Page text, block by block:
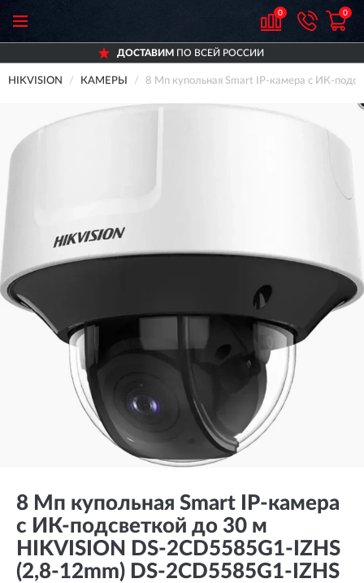
0 0
ДОСТАВИМ ПО ВСЕЙ РОССИИ
HIKVISION КАМЕРЫ 8 Мп купольная Smart IP-камера с ИК-
8 Мп купольная Smart IP-камера
с ИК-подсветкой до 30 м
HIKVISION DS-2CD5585G1-IZHS
(2,8-12mm) DS-2CD5585G1-IZHS